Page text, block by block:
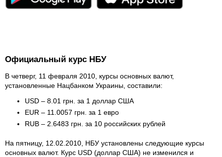
Официальный курс НБУ
В четверг, 11 февраля 2010, курсы основных валют,
установленные Нацбанком Украины, составили:
USD – 8.01 грн. за 1 доллар США
EUR – 11.0057 грн. за 1 евро
RUB – 2.6483 грн. за 10 российских рублей
На пятницу, 12.02.2010, НБУ установлены следующие курсы
основных валют. Курс USD (доллар США) не изменился и